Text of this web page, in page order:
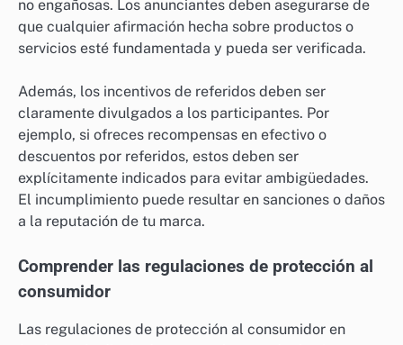
no engañosas. Los anunciantes deben asegurarse de
que cualquier afirmación hecha sobre productos o
servicios esté fundamentada y pueda ser verificada.
Además, los incentivos de referidos deben ser
claramente divulgados a los participantes. Por
ejemplo, si ofreces recompensas en efectivo o
descuentos por referidos, estos deben ser
explícitamente indicados para evitar ambigüedades.
El incumplimiento puede resultar en sanciones o daños
a la reputación de tu marca.
Comprender las regulaciones de protección al
consumidor
Las regulaciones de protección al consumidor en